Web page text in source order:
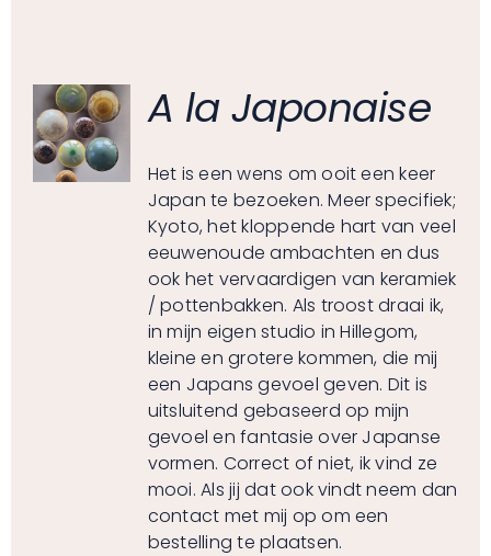
A la Japonaise
Het is een wens om ooit een keer
Japan te bezoeken. Meer specifiek;
Kyoto, het kloppende hart van veel
eeuwenoude ambachten en dus
ook het vervaardigen van keramiek
/ pottenbakken. Als troost draai ik,
in mijn eigen studio in Hillegom,
kleine en grotere kommen, die mij
een Japans gevoel geven. Dit is
uitsluitend gebaseerd op mijn
gevoel en fantasie over Japanse
vormen. Correct of niet, ik vind ze
mooi. Als jij dat ook vindt neem dan
contact met mij op om een
bestelling te plaatsen.